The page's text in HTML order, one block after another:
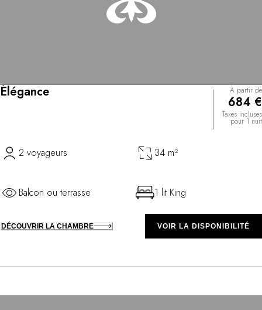
Élégance À partir de
684 €
Taxes incluses
pour 1 nuit
2 voyageurs 34 m²
Balcon ou terrasse 1 lit King
DÉCOUVRIR LA CHAMBRE VOIR LA DISPONIBILITÉ